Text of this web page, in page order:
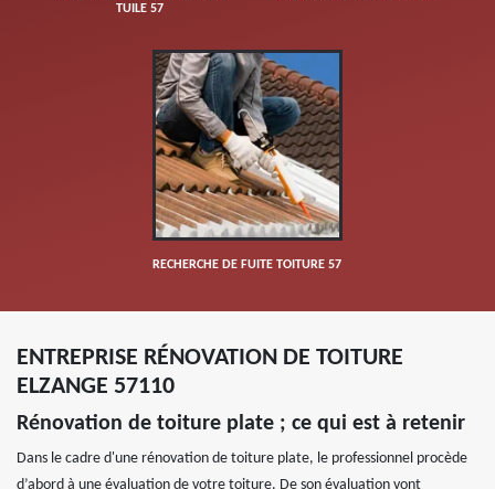
TUILE 57
RECHERCHE DE FUITE TOITURE 57
ENTREPRISE RÉNOVATION DE TOITURE
ELZANGE 57110
Rénovation de toiture plate ; ce qui est à retenir
Dans le cadre d'une rénovation de toiture plate, le professionnel procède
d’abord à une évaluation de votre toiture. De son évaluation vont